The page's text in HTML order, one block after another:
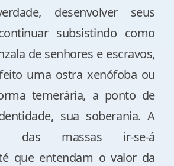
desenvolver seus
subsistindo como
de senhores e escravos,
uma ostra xenófoba ou
temerária, a ponto de
sua soberania. A
das massas ir-se-á
que entendam o valor da